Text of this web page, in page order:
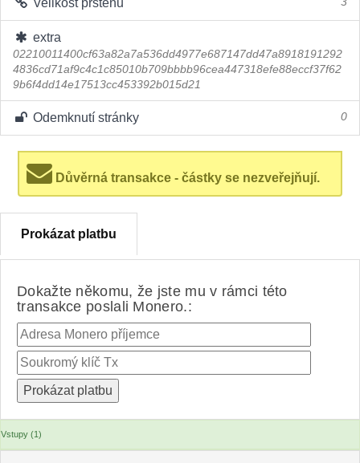
Velikost prstenu
extra
02210011400cf63a82a7a536dd4977e687147dd47a8918191292
4836cd71af9c4c1c85010b709bbbb96cea447318efe88eccf37f62
9b6f4dd14e17513cc453392b015d21
Odemknutí stránky 0
Důvěrná transakce - částky se nezveřejňují.
Prokázat platbu
Dokažte někomu, že jste mu v rámci této
transakce poslali Monero.:
Vstupy (1)